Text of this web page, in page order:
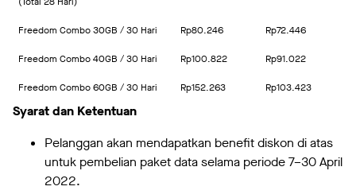
Freedom Combo 30GB / 30 Hari Rp80.246 Rp72.446
Freedom Combo 40GB / 30 Hari Rp100.822 Rp91.022
Freedom Combo 60GB / 30 Hari Rp152.263 Rp103.423
Syarat dan Ketentuan
Pelanggan akan mendapatkan benefit diskon di atas
untuk pembelian paket data selama periode 7–30 April
2022.